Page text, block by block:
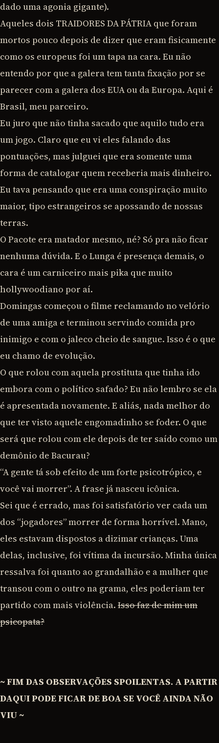
dado uma agonia gigante).
Aqueles dois TRAIDORES DA PÁTRIA que foram
mortos pouco depois de dizer que eram fisicamente
como os europeus foi um tapa na cara. Eu não
entendo por que a galera tem tanta fixação por se
parecer com a galera dos EUA ou da Europa. Aqui é
Brasil, meu parceiro.
Eu juro que não tinha sacado que aquilo tudo era
um jogo. Claro que eu vi eles falando das
pontuações, mas julguei que era somente uma
forma de catalogar quem receberia mais dinheiro.
Eu tava pensando que era uma conspiração muito
maior, tipo estrangeiros se apossando de nossas
terras.
O Pacote era matador mesmo, né? Só pra não ficar
nenhuma dúvida. E o Lunga é presença demais, o
cara é um carniceiro mais pika que muito
hollywoodiano por aí.
Domingas começou o filme reclamando no velório
de uma amiga e terminou servindo comida pro
inimigo e com o jaleco cheio de sangue. Isso é o que
eu chamo de evolução.
O que rolou com aquela prostituta que tinha ido
embora com o político safado? Eu não lembro se ela
é apresentada novamente. E aliás, nada melhor do
que ter visto aquele engomadinho se foder. O que
será que rolou com ele depois de ter saído como um
demônio de Bacurau?
“A gente tá sob efeito de um forte psicotrópico, e
você vai morrer”. A frase já nasceu icônica.
Sei que é errado, mas foi satisfatório ver cada um
dos “jogadores” morrer de forma horrível. Mano,
eles estavam dispostos a dizimar crianças. Uma
delas, inclusive, foi vítima da incursão. Minha única
ressalva foi quanto ao grandalhão e a mulher que
transou com o outro na grama, eles poderiam ter
partido com mais violência. Isso faz de mim um
psicopata?
~ FIM DAS OBSERVAÇÕES SPOILENTAS. A PARTIR
DAQUI PODE FICAR DE BOA SE VOCÊ AINDA NÃO
VIU ~